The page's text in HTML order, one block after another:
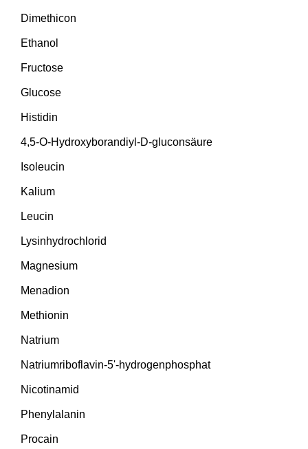
Dimethicon
Ethanol
Fructose
Glucose
Histidin
4,5-O-Hydroxyborandiyl-D-gluconsäure
Isoleucin
Kalium
Leucin
Lysinhydrochlorid
Magnesium
Menadion
Methionin
Natrium
Natriumriboflavin-5'-hydrogenphosphat
Nicotinamid
Phenylalanin
Procain